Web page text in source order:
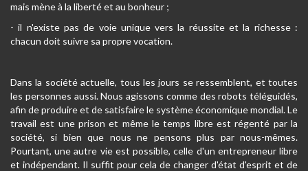
mais mène à la liberté et au bonheur ;
- il n'existe pas de voie unique vers la réussite et la richesse :
chacun doit suivre sa propre vocation.
Dans la société actuelle, tous les jours se ressemblent, et toutes
les personnes aussi. Nous agissons comme des robots téléguidés,
afin de produire et de satisfaire le système économique mondial. Le
travail est une prison et même le temps libre est régenté par la
société, si bien que nous ne pensons plus par nous-mêmes.
Pourtant, une autre vie est possible, celle d'un entrepreneur libre
et indépendant. Il suffit pour cela de changer d'état d'esprit et de